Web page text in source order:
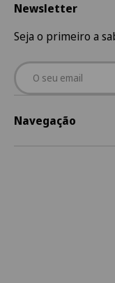
Newsletter
Seja o primeiro a
Email
Navegação